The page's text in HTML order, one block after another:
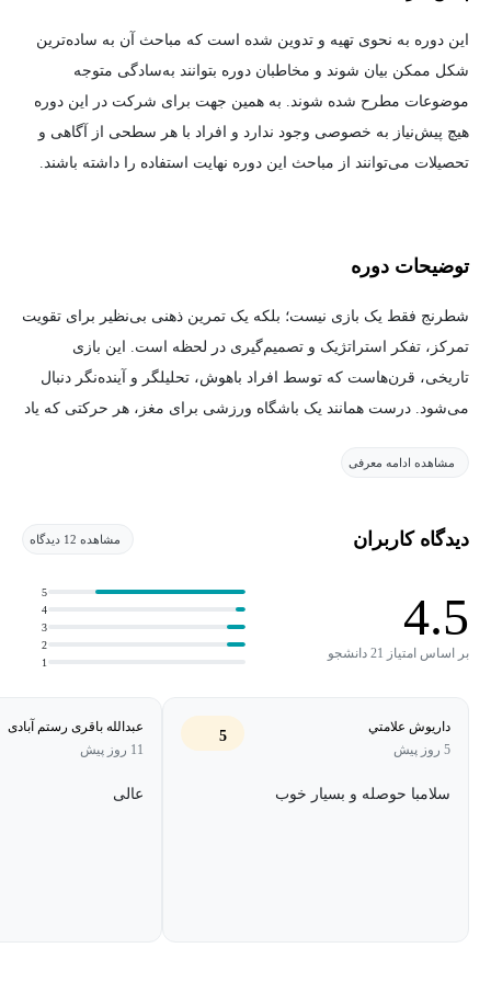
این دوره به نحوی تهیه و تدوین شده است که مباحث آن به ساده‌ترین
شکل ممکن بیان شوند و مخاطبان دوره بتوانند به‌سادگی متوجه
موضوعات مطرح شده شوند. به همین جهت برای شرکت در این دوره
هیچ پیش‌نیاز به خصوصی وجود ندارد و افراد با هر سطحی از آگاهی و
تحصیلات می‌توانند از مباحث این دوره نهایت استفاده را داشته باشند.
توضیحات دوره
شطرنج فقط یک بازی نیست؛ بلکه یک تمرین ذهنی بی‌نظیر برای تقویت
تمرکز، تفکر استراتژیک و تصمیم‌گیری در لحظه است. این بازی
تاریخی، قرن‌هاست که توسط افراد باهوش، تحلیلگر و آینده‌نگر دنبال
می‌شود. درست همانند یک باشگاه ورزشی برای مغز، هر حرکتی که یاد
افزایش تمرکز و دقت در کار و زندگی
تقویت حافظه و مهارت‌های حل مسئله
بالا رفتن قدرت برنامه‌ریزی و تحلیل
رشد اعتمادبه‌نفس در تصمیم‌گیری
مشاهده ادامه معرفی
دیدگاه کاربران مشاهده 12 دیدگاه
4.5
بر اساس امتیاز 21 دانشجو
1
2
3
4
5
داريوش علامتي
5 روز پیش
5
سلامبا حوصله و بسیار خوب
عبدالله باقری رستم آبادی
11 روز پیش
عالی